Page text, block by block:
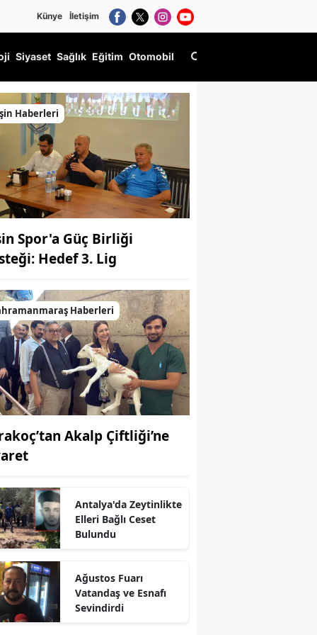
Künye İletişim
Siyaset Sağlık Eğitim Otomobil
atıldı
Haberleri
Spor'a Güç Birliği
Hedef 3. Lig
Haberleri
Akalp Çiftliği’ne
Antalya'da Zeytinlikte
Elleri Bağlı Ceset
Bulundu
Ağustos Fuarı
Vatandaş ve Esnafı
Sevindirdi